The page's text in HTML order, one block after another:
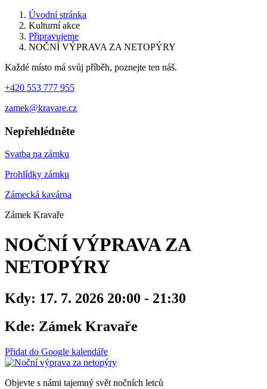
Úvodní stránka
Kulturní akce
Připravujeme
NOČNÍ VÝPRAVA ZA NETOPÝRY
Každé místo má svůj příběh, poznejte ten náš.
+420 553 777 955
zamek@kravare.cz
Nepřehlédněte
Svatba na zámku
Prohlídky zámku
Zámecká kavárna
Zámek Kravaře
NOČNÍ VÝPRAVA ZA
NETOPÝRY
Kdy: 17. 7. 2026 20:00 - 21:30
Kde: Zámek Kravaře
Přidat do Google kalendáře
Objevte s námi tajemný svět nočních letců